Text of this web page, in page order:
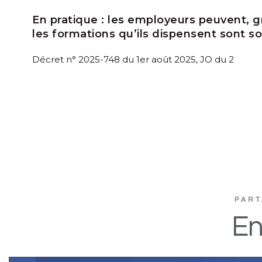
En pratique : les employeurs peuvent,
les formations qu’ils dispensent sont
Décret n° 2025-748 du 1er août 2025, JO du 2